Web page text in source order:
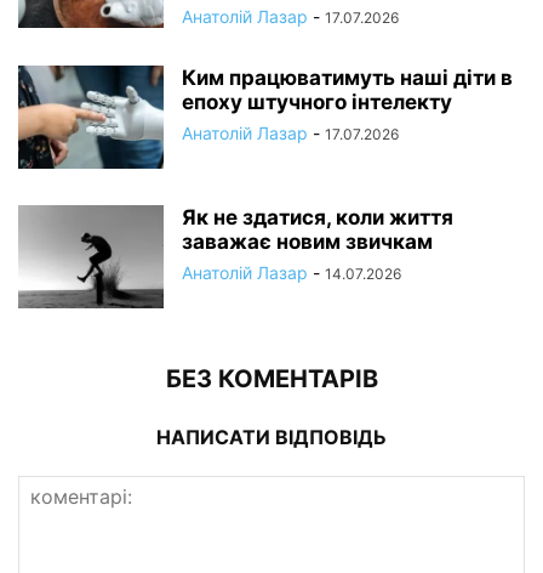
Анатолій Лазар - 17.07.2026
Ким працюватимуть наші діти в
епоху штучного інтелекту
Анатолій Лазар - 17.07.2026
Як не здатися, коли життя
заважає новим звичкам
Анатолій Лазар - 14.07.2026
БЕЗ КОМЕНТАРІВ
НАПИСАТИ ВІДПОВІДЬ